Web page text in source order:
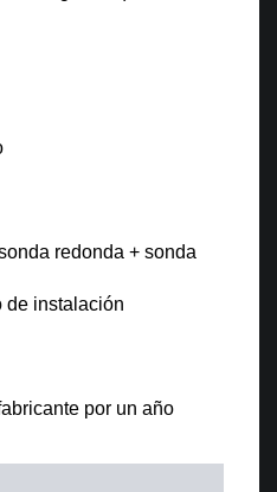
redonda + sonda
de instalación
por un año